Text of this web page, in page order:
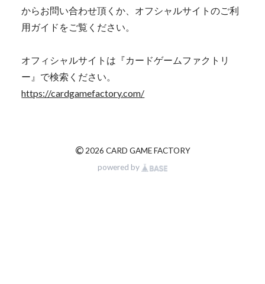
からお問い合わせ頂くか、オフシャルサイトのご利
用ガイドをご覧ください。
オフィシャルサイトは『カードゲームファクトリ
ー』で検索ください。
https://cardgamefactory.com/
© 2026 CARD GAME FACTORY
powered by